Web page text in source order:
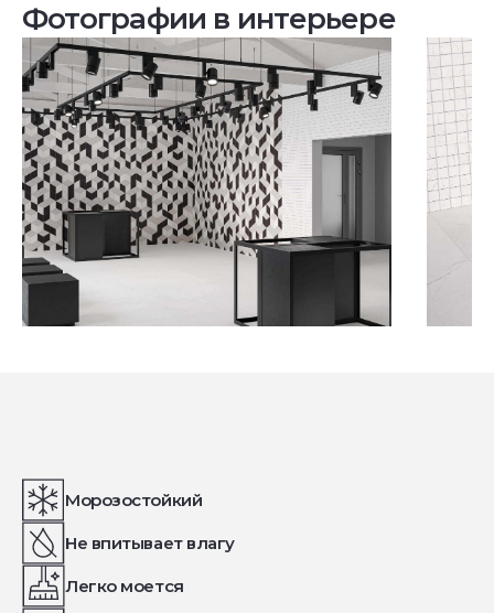
Фотографии в интерьере
Морозостойкий
Не впитывает влагу
Легко моется